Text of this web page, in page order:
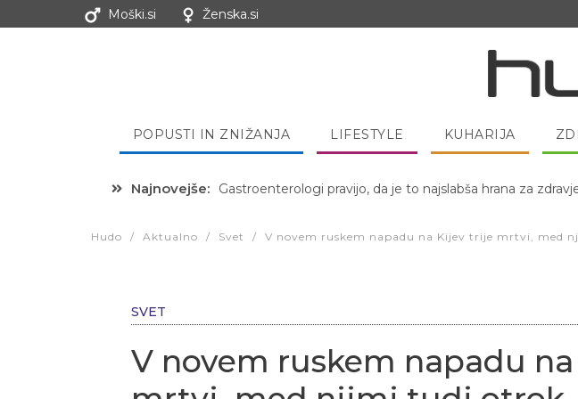
Moški.si Ženska.si
POPUSTI IN ZNIŽANJA LIFESTYLE KUHARIJA
Najnovejše: Hibernacijska dieta: Zakaj je pred spanjem dobro pojesti
Hudo / Aktualno / Svet / V novem ruskem napadu na Kijev trije mrtvi, med
SVET
V novem ruskem napadu